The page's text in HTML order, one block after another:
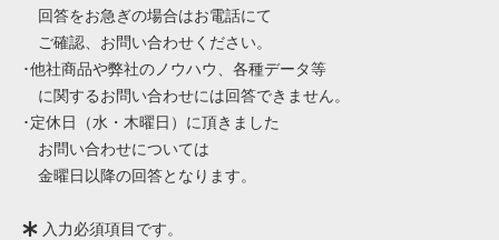
回答をお急ぎの場合はお電話にて
ご確認、お問い合わせください。
･他社商品や弊社のノウハウ、各種データ等
に関するお問い合わせには回答できません。
･定休日（水・木曜日）に頂きました
お問い合わせについては
金曜日以降の回答となります。
入力必須項目です。